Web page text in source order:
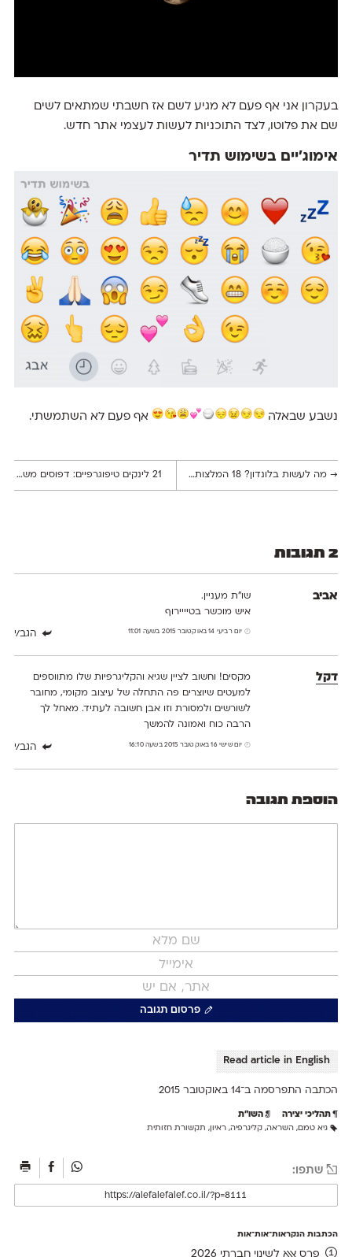
בעקרון אני אף פעם לא מגיע לשם אז חשבתי שמתאים לשים
שם את פלוטו, לצד התוכניות לעשות לעצמי אתר חדש.
אימוג׳יים בשימוש תדיר
נשבע שבאלה אף פעם לא השתמשתי.
→מה לעשות בלונדון? 18 המלצות למעצבים גרפיים 21 לינקים טיפוגרפיים: דפוסים משתנים, סמל הערוץ הראשון ושיחה עם פיטר בילאק
2 תגובות
אביב
שו"ת מעניין.
איש מוכשר בטיייירוף
יום רביעי 14 באוקטובר 2015 בשעה 11:01 הגב/י
דקל
מקסים! וחשוב לציין שגיא והקליגרפיות שלו מתווספים
למעטים שיוצרים פה התחלה של עיצוב מקומי, מחובר
לשורשים ולמסורת וזו אבן חשובה לעתיד. מאחל לך
הרבה כוח ואמונה להמשך
יום שישי 16 באוקטובר 2015 בשעה 16:10 הגב/י
הוספת תגובה
פרסום תגובה
Read article in English
הכתבה התפרסמה ב־14 ב אוקטובר 2015
תהליכי יצירה השו״ת
גיא טמם, השראה, קליגרפיה, ראיון , תקשורת חזותית
שתפו:
הכתבות הנקראות־אות־אות
פרס אאא לשינוי חברתי 2026